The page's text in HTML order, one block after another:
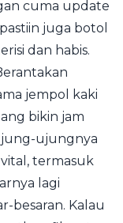
cuma update
juga botol
dan habis.
jempol kaki
bikin jam
ujungnya
termasuk
lagi
besaran. Kalau